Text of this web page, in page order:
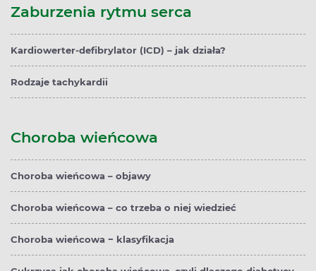
Zaburzenia rytmu serca
Kardiowerter-defibrylator (ICD) – jak działa?
Rodzaje tachykardii
Choroba wieńcowa
Choroba wieńcowa – objawy
Choroba wieńcowa – co trzeba o niej wiedzieć
Choroba wieńcowa − klasyfikacja